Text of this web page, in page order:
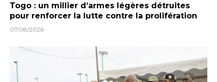
Togo : un millier d’armes légères détruites
pour renforcer la lutte contre la prolifération
07/08/2026